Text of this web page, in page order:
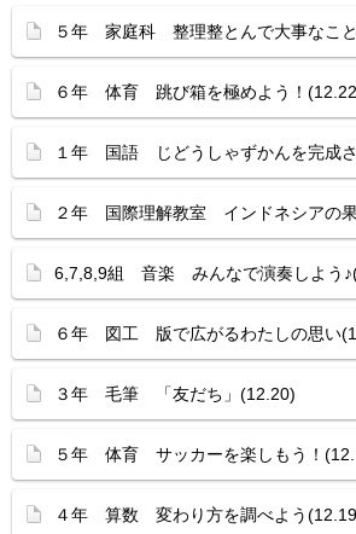
５年 家庭科 整理整とんで大事なこ
６年 体育 跳び箱を極めよう！
１年 国語 じどうしゃずかんを完成
２年 国際理解教室 インドネシアの
6,7,8,9組 音楽 みんなで演奏しよう
６年 図工 版で広がるわたしの思い
３年 毛筆 「友だち」(12.20)
５年 体育 サッカーを楽しもう！
４年 算数 変わり方を調べよう